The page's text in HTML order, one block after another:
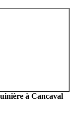
à Cancaval